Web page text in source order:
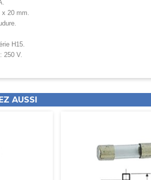
x 20 mm.
H15.
250 V.
AUSSI